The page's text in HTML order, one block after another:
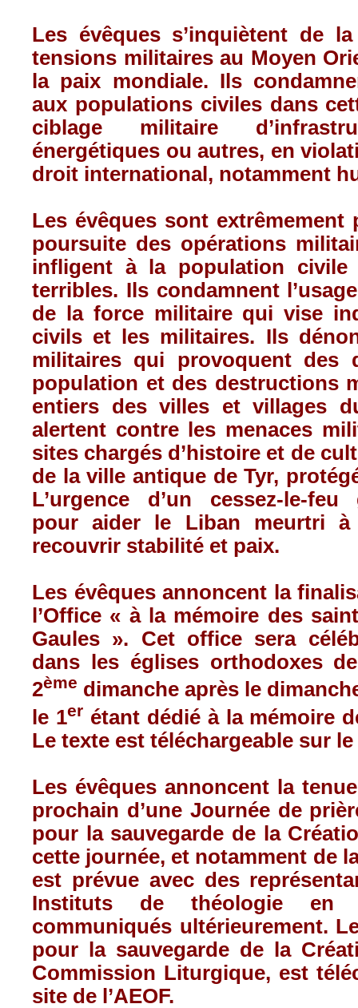
Les évêques s’inquiètent de
tensions militaires au Moyen
la paix mondiale. Ils
aux populations civiles dans
ciblage militaire
énergétiques ou autres, en
droit international, notamment
Les évêques sont extrêmement
poursuite des opérations
infligent à la population civile
terribles. Ils condamnent
de la force militaire qui vise
civils et les militaires. Ils
militaires qui provoquent des
population et des destructions
entiers des villes et villages
alertent contre les menaces
sites chargés d’histoire et de
de la ville antique de Tyr,
L’urgence d’un cessez-le-feu
pour aider le Liban meurtri
recouvrir stabilité et paix.
Les évêques annoncent la
l’Office « à la mémoire des
Gaules ». Cet office sera
dans les églises orthodoxes
2ème dimanche après le
le 1erétant dédié à la mémoire
Le texte est téléchargeable sur le
Les évêques annoncent la
prochain d’une Journée de
pour la sauvegarde de la
cette journée, et notamment de
est prévue avec des
Instituts de théologie en
communiqués ultérieurement.
pour la sauvegarde de la
Commission Liturgique, est
site de l’AEOF.